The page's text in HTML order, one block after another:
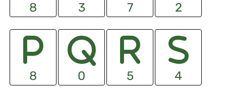
8 3 7 2
8 0 5 4